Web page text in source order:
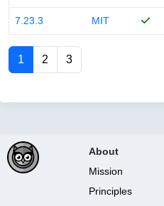
7.23.3 MIT
1 2 3
About
Mission
Principles